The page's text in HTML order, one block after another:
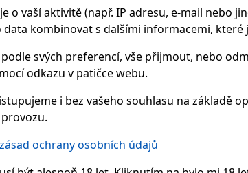
o vaší aktivitě (např. IP adresu, e-mail
kombinovat s dalšími informacemi,
svých preferencí, vše přijmout, nebo
odkazu v patičce webu.
i bez vašeho souhlasu na základě
ochrany osobních údajů